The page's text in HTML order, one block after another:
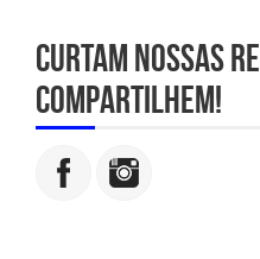
Curtam nossas
compartilhem!